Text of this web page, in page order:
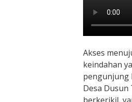
Akses
keindahan
pengunjung
Desa